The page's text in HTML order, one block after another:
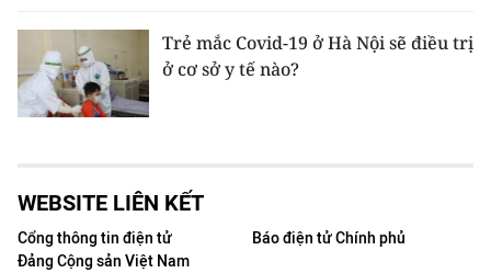
Trẻ mắc Covid-19 ở Hà Nội sẽ điều trị
ở cơ sở y tế nào?
WEBSITE LIÊN KẾT
Cổng thông tin điện tử
Đảng Cộng sản Việt Nam
Báo điện tử Chính phủ